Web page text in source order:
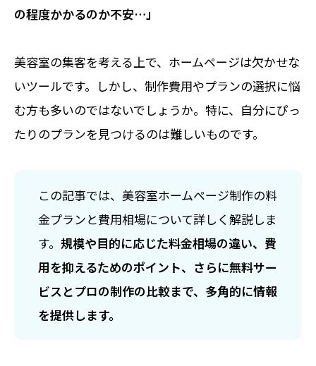
の程度かかるのか不安…」
美容室の集客を考える上で、ホームページは欠かせな
いツールです。しかし、制作費用やプランの選択に悩
む方も多いのではないでしょうか。特に、自分にぴっ
たりのプランを見つけるのは難しいものです。
この記事では、美容室ホームページ制作の料
金プランと費用相場について詳しく解説しま
す。 規模や目的に応じた料金相場の違い、費
用を抑えるためのポイント、さらに無料サー
ビスとプロの制作の比較まで、多角的に情報
を提供します。